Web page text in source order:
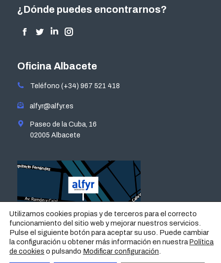
Oficina Albacete
Teléfono (+34) 967 521 418
alfyr@alfyr.es
Paseo de la Cuba, 16
02005 Albacete
¿Dónde puedes encontrarnos?
Encuéntranos en:
Facebook
opens
new
Twitter
opens
new
Linkedin
opens
new
Instagram
opens
new
Utilizamos cookies propias y de terceros para el correcto
funcionamiento del sitio web y mejorar nuestros servicios.
Pulse el siguiente botón para aceptar su uso. Puede cambiar
la configuración u obtener más información en nuestra Política
de cookies o pulsando Modificar configuración